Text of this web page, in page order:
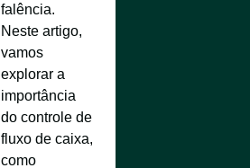
falência.
Neste artigo,
vamos
explorar a
importância
do controle de
fluxo de caixa,
como